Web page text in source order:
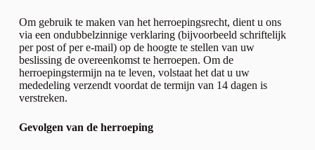
Om gebruik te maken van het herroepingsrecht, dient u ons
via een ondubbelzinnige verklaring (bijvoorbeeld schriftelijk
per post of per e-mail) op de hoogte te stellen van uw
beslissing de overeenkomst te herroepen. Om de
herroepingstermijn na te leven, volstaat het dat u uw
mededeling verzendt voordat de termijn van 14 dagen is
verstreken.
Gevolgen van de herroeping